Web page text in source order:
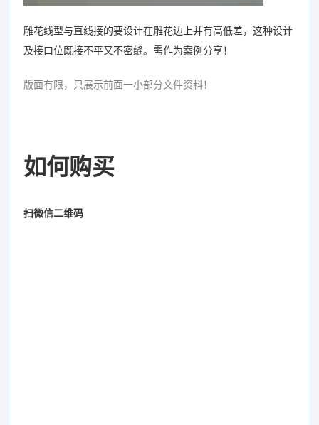
雕花线型与直线接的要设计在雕花边上并有高低差，这种设计
及接口位既接不平又不密缝。需作为案例分享！
版面有限，只展示前面一小部分文件资料！
如何购买
扫微信二维码